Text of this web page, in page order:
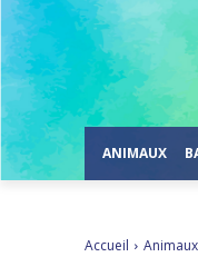
ANIMAUX
Accueil